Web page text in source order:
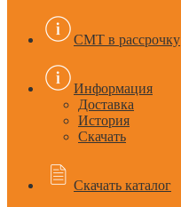
CMT в рассрочку
Информация
Доставка
История
Скачать
Скачать каталог